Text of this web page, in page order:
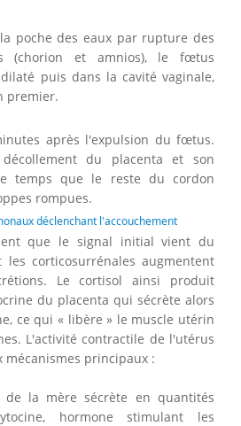
poche des eaux par rupture des
(chorion et amnios), le fœtus
puis dans la cavité vaginale,
premier.
après l'expulsion du fœtus.
du placenta et son
temps que le reste du cordon
rompues.
déclenchant l'accouchement
que le signal initial vient du
corticosurrénales augmentent
Le cortisol ainsi produit
du placenta qui sécrète alors
ce qui « libère » le muscle utérin
L'activité contractile de l'utérus
mécanismes principaux :
de la mère sécrète en quantités
hormone stimulant les